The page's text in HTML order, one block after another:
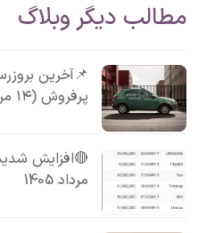
مطالب دیگر وبلاگ
📌آخرین
پرفروش (۱۴ مرداد ۱۴۰۵)
مرداد 1405